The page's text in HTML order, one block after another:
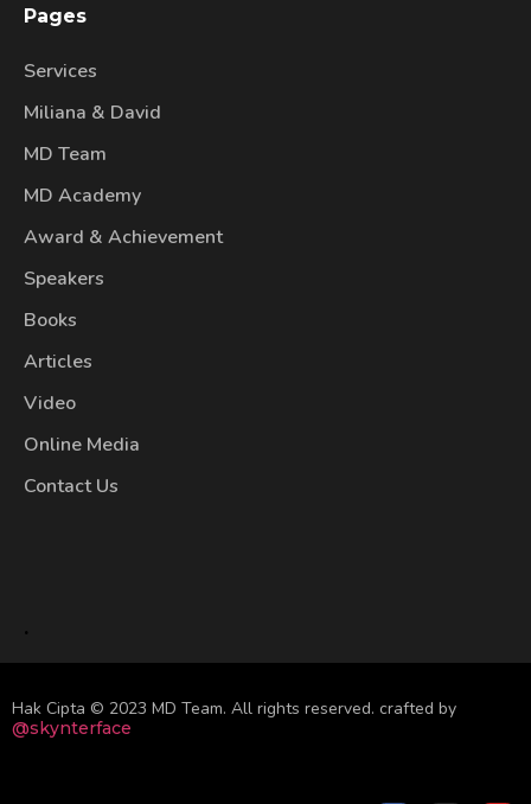
Pages
Services
Miliana & David
MD Team
MD Academy
Award & Achievement
Speakers
Books
Articles
Video
Online Media
Contact Us
.
Hak Cipta © 2023 MD Team. All rights reserved. crafted by
@skynterface